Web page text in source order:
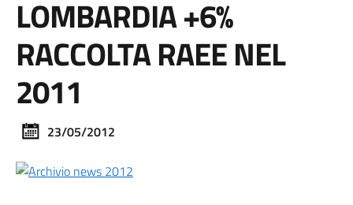
LOMBARDIA +6%
RACCOLTA RAEE NEL
2011
23/05/2012